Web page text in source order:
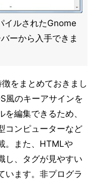
ルされたGnome
ーから入手できま
をまとめておきまし
風のキーアサインを
編集できるため、
コンピューターなど
。また、HTMLや
し、タグが見やすい
います。非プログラ